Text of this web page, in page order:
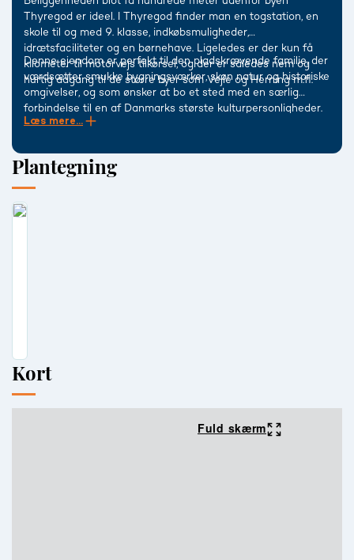
Thyregod er ideel. I Thyregod finder man en togstation, en
skole til og med 9. klasse, indkøbsmuligheder,
idrætsfaciliteter og en børnehave. Ligeledes er der kun få
kilometer til motorvejs tilkørsel, og der er således nem og
hurtig adgang til de større byer som Vejle og Herning m.fl.
Denne ejendom er perfekt til den pladskrævende familie, der
værdsætter smukke bygningsværker, skøn natur og historiske
omgivelser, og som ønsker at bo et sted med en særlig
forbindelse til en af Danmarks største kulturpersonligheder.
Læs mere...
Plantegning
Kort
Fuld skærm